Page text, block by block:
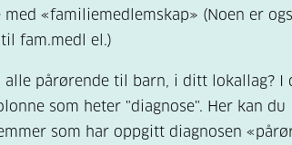
med «familiemedlemskap» (Noen er
fam.medl el.)
pårørende til barn, i ditt lokallag? I
som heter "diagnose". Her kan du
som har oppgitt diagnosen